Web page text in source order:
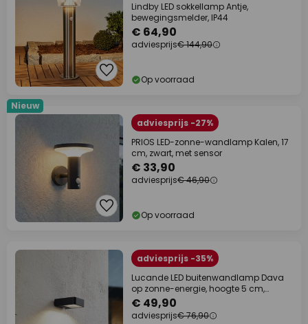
Lindby LED sokkellamp Antje,
bewegingsmelder, IP44
€ 64,90
adviesprijs€ 144,90
Op voorraad
Nieuw
adviesprijs -27%
PRIOS LED-zonne-wandlamp Kalen, 17
cm, zwart, met sensor
€ 33,90
adviesprijs€ 46,90
Op voorraad
adviesprijs -35%
Lucande LED buitenwandlamp Dava
op zonne-energie, hoogte 5 cm,
sensor
€ 49,90
adviesprijs€ 76,90